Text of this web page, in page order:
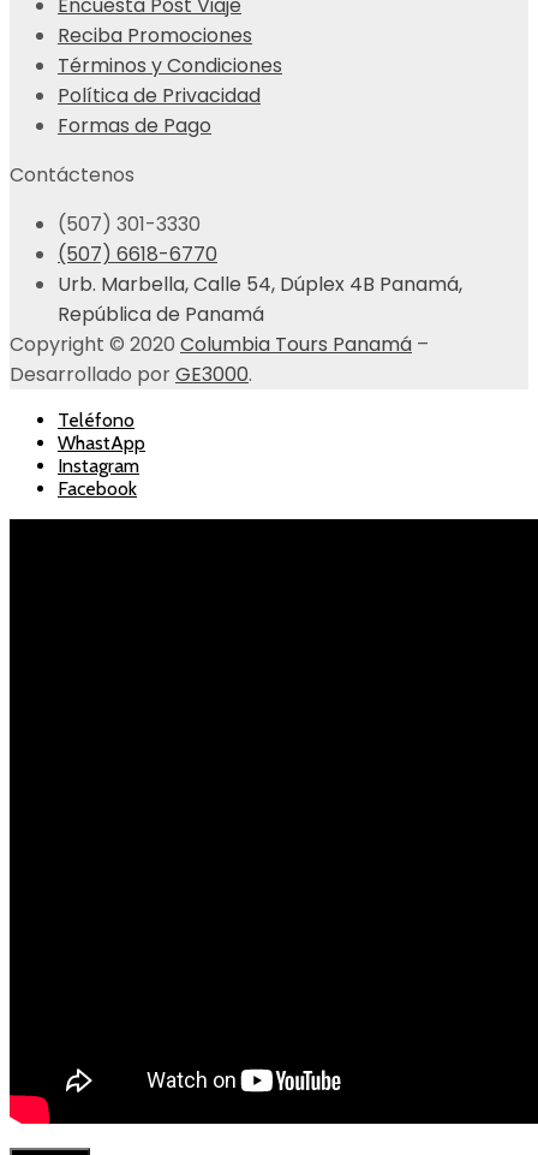
Encuesta Post Viaje
Reciba Promociones
Términos y Condiciones
Política de Privacidad
Formas de Pago
Contáctenos
(507) 301-3330
(507) 6618-6770
Urb. Marbella, Calle 54, Dúplex 4B Panamá,
República de Panamá
Copyright © 2020 Columbia Tours Panamá –
Desarrollado porGE3000.
Teléfono
WhastApp
Instagram
Facebook